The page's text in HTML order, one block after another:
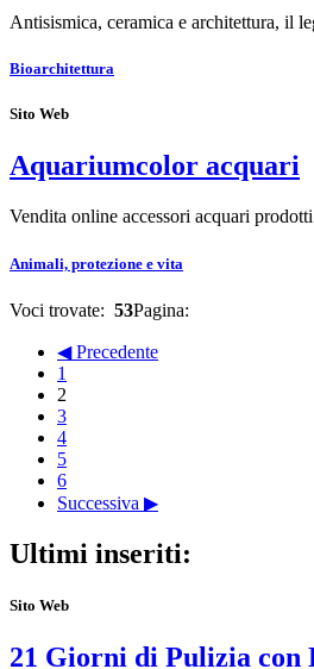
Antisismica, ceramica e architettura, il
Bioarchitettura
Sito Web
Aquariumcolor acquari
Vendita online accessori acquari
Animali, protezione e vita
Voci trovate: 53Pagina:
◀ Precedente
1
2
3
4
5
6
Successiva ▶
Ultimi inseriti:
Sito Web
21 Giorni di Pulizia con